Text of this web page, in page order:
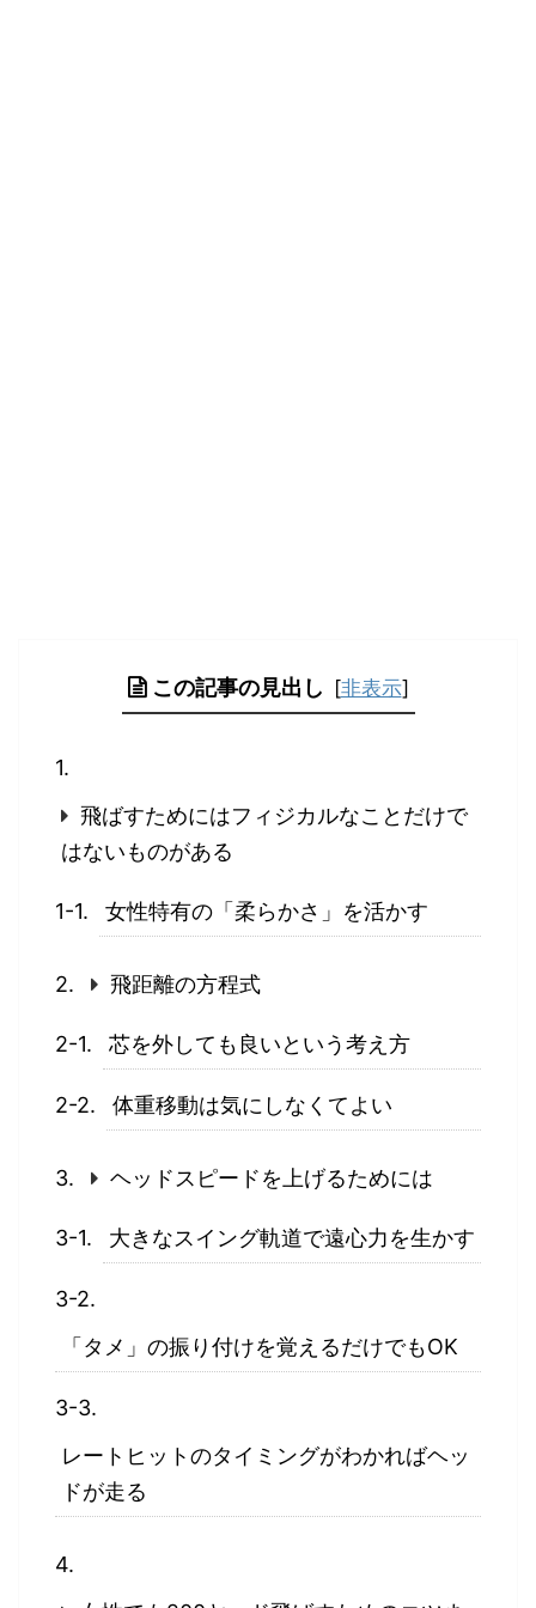
この記事の見出し [非表示]
飛ばすためにはフィジカルなことだけで
はないものがある
女性特有の「柔らかさ」を活かす
飛距離の方程式
芯を外しても良いという考え方
体重移動は気にしなくてよい
ヘッドスピードを上げるためには
大きなスイング軌道で遠心力を生かす
「タメ」の振り付けを覚えるだけでもOK
レートヒットのタイミングがわかればヘッ
ドが走る